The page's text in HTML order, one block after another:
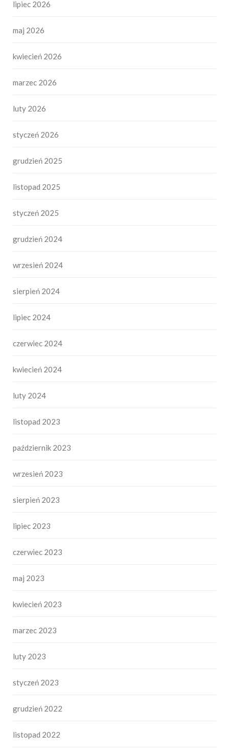
lipiec 2026
maj 2026
kwiecień 2026
marzec 2026
luty 2026
styczeń 2026
grudzień 2025
listopad 2025
styczeń 2025
grudzień 2024
wrzesień 2024
sierpień 2024
lipiec 2024
czerwiec 2024
kwiecień 2024
luty 2024
listopad 2023
październik 2023
wrzesień 2023
sierpień 2023
lipiec 2023
czerwiec 2023
maj 2023
kwiecień 2023
marzec 2023
luty 2023
styczeń 2023
grudzień 2022
listopad 2022